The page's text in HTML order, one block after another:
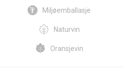
Miljøemballasje
Naturvin
Oransjevin